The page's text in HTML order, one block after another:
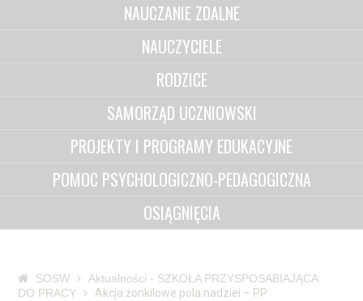
NAUCZANIE ZDALNE
NAUCZYCIELE
RODZICE
SAMORZĄD UCZNIOWSKI
PROJEKTY I PROGRAMY EDUKACYJNE
POMOC PSYCHOLOGICZNO-PEDAGOGICZNA
OSIĄGNIĘCIA
SOSW
Aktualności - SZKOŁA PRZYSPOSABIAJĄCA
DO PRACY
Akcja żonkilowe pola nadziei – PP